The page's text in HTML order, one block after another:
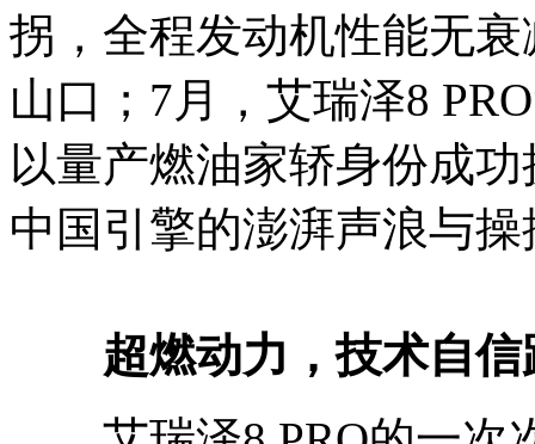
拐，全程发动机性能无
山口；7月，艾瑞泽8
以量产燃油家轿身份成
中国引擎的澎湃声浪与
超燃动力，技术自